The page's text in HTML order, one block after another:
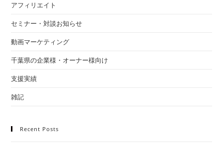
アフィリエイト
セミナー・対談お知らせ
動画マーケティング
千葉県の企業様・オーナー様向け
支援実績
雑記
Recent Posts